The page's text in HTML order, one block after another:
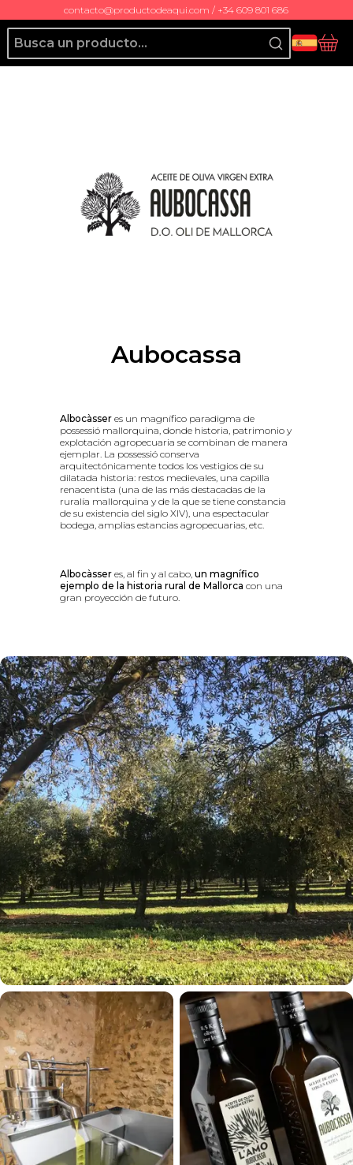
contacto@productodeaqui.com / +34 609 801 686
Producto de Aquí
Aubocassa
Albocàsser es un magnífico paradigma de
possessió mallorquina, donde historia, patrimonio y
explotación agropecuaria se combinan de manera
ejemplar. La possessió conserva
arquitectónicamente todos los vestigios de su
dilatada historia: restos medievales, una capilla
renacentista (una de las más destacadas de la
ruralía mallorquina y de la que se tiene constancia
de su existencia del siglo XIV), una espectacular
bodega, amplias estancias agropecuarias, etc.
Albocàsser es, al fin y al cabo,un magnífico
ejemplo de la historia rural de Mallorca con una
gran proyección de futuro.